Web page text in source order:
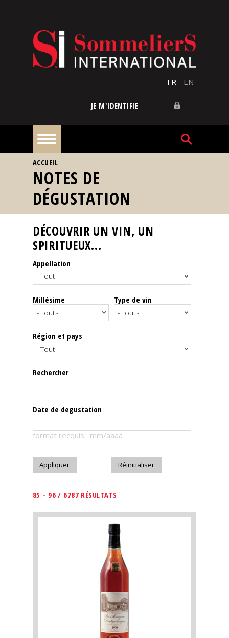
FR EN
JE M'IDENTIFIE
À
la
une
Reportages
Nos
Spiritueux
Notes
dégustation
Le
magazine
Télécharger
VOUS ÊTES ICI
ACCUEIL
NOTES DE
DÉGUSTATION
DÉCOUVRIR UN VIN, UN
SPIRITUEUX...
Appellation
Millésime Type de vin
Région et pays
Rechercher
Date de degustation
format recquis : mm/aaaa
85 - 96 / 6787 RÉSULTATS